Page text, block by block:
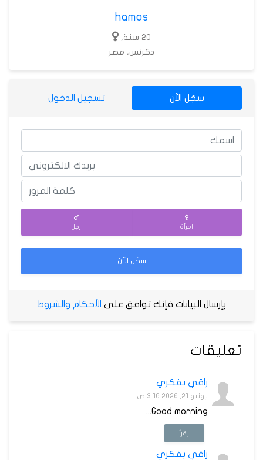
hamos
20 سنة,
دكرنس, مصر
سجّل الآن تسجيل الدخول
امرأة رجل
سجّل الآن
بإرسال البيانات فإنك توافق على الأحكام والشروط
تعليقات
راقي بفكري
يونيو 21, 2026 3:16 ص
Good morning...
يقرأ
راقي بفكري